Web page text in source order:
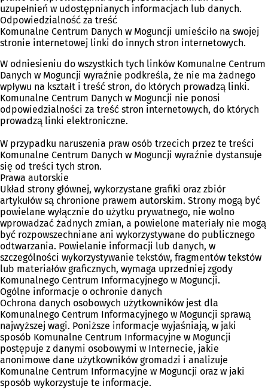
uzupełnień w udostępnianych informacjach lub danych.
Odpowiedzialność za treść
Komunalne Centrum Danych w Moguncji umieściło na swojej
stronie internetowej linki do innych stron internetowych.
W odniesieniu do wszystkich tych linków Komunalne Centrum
Danych w Moguncji wyraźnie podkreśla, że nie ma żadnego
wpływu na kształt i treść stron, do których prowadzą linki.
Komunalne Centrum Danych w Moguncji nie ponosi
odpowiedzialności za treść stron internetowych, do których
prowadzą linki elektroniczne.
W przypadku naruszenia praw osób trzecich przez te treści
Komunalne Centrum Danych w Moguncji wyraźnie dystansuje
się od treści tych stron.
Prawa autorskie
Układ strony głównej, wykorzystane grafiki oraz zbiór
artykułów są chronione prawem autorskim. Strony mogą być
powielane wyłącznie do użytku prywatnego, nie wolno
wprowadzać żadnych zmian, a powielone materiały nie mogą
być rozpowszechniane ani wykorzystywane do publicznego
odtwarzania. Powielanie informacji lub danych, w
szczególności wykorzystywanie tekstów, fragmentów tekstów
lub materiałów graficznych, wymaga uprzedniej zgody
Komunalnego Centrum Informacyjnego w Moguncji.
Ogólne informacje o ochronie danych
Ochrona danych osobowych użytkowników jest dla
Komunalnego Centrum Informacyjnego w Moguncji sprawą
najwyższej wagi. Poniższe informacje wyjaśniają, w jaki
sposób Komunalne Centrum Informacyjne w Moguncji
postępuje z danymi osobowymi w Internecie, jakie
anonimowe dane użytkowników gromadzi i analizuje
Komunalne Centrum Informacyjne w Moguncji oraz w jaki
sposób wykorzystuje te informacje.